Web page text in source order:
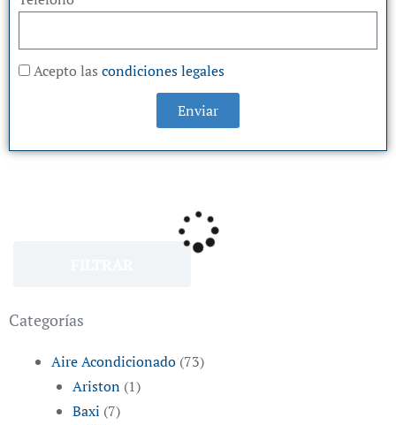
Acepto las condiciones legales
Enviar
Categorías
Aire Acondicionado (73)
Ariston (1)
Baxi (7)